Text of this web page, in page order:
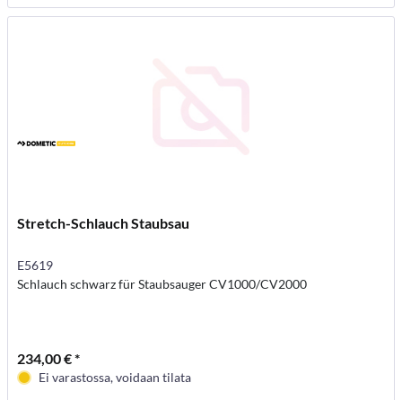
Stretch-Schlauch Staubsau
E5619
Schlauch schwarz für Staubsauger CV1000/CV2000
234,00 € *
Ei varastossa, voidaan tilata